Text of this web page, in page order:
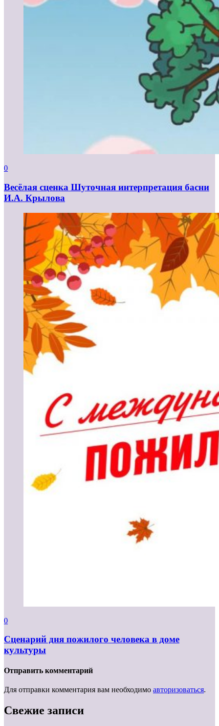
0
Весёлая сценка Шуточная интерпретация басни
И.А. Крылова
0
Сценарий дня пожилого человека в доме
культуры
Отправить комментарий
Для отправки комментария вам необходимо авторизоваться.
Свежие записи